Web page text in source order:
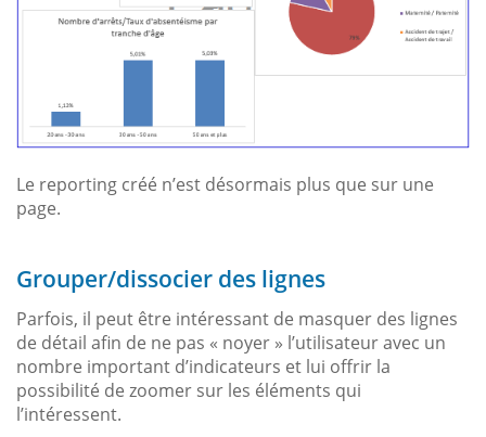
Le reporting créé n’est désormais plus que sur une
page.
Grouper/dissocier des lignes
Parfois, il peut être intéressant de masquer des lignes
de détail afin de ne pas « noyer » l’utilisateur avec un
nombre important d’indicateurs et lui offrir la
possibilité de zoomer sur les éléments qui
l’intéressent.